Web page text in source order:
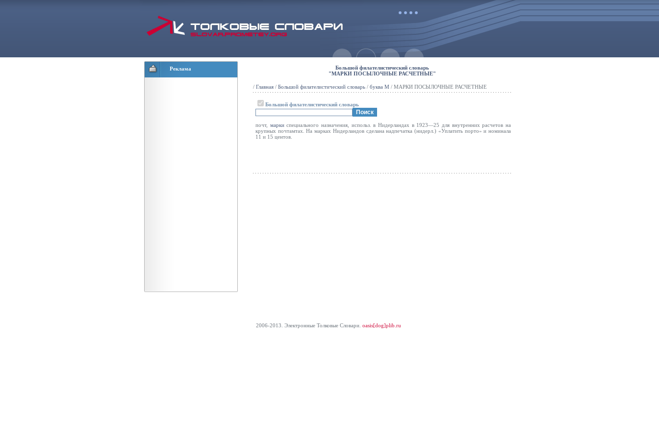
Реклама
Большой филателистический словарь
"МАРКИ ПОСЫЛОЧНЫЕ РАСЧЕТНЫЕ"
/ Главная / Большой филателистический словарь / буква М / МАРКИ ПОСЫЛОЧНЫЕ РАСЧЕТНЫЕ
Большой филателистический словарь
почт, маркиспециального назначения, использ. в Нидерландах в 1923—25 для внутренних расчетов на
крупных почтамтах. На марках Нидерландов сделана надпечатка (нидерл.) «Уплатить порто» и номинала
11 и 15 центов.
2006-2013. Электронные Толковые Cловари. oasis[dog]plib.ru